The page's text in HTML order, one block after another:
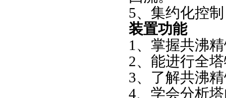
5、集约化控
装置功能
1、掌握共沸
2、能进行全
3、了解共沸
4、学会分析